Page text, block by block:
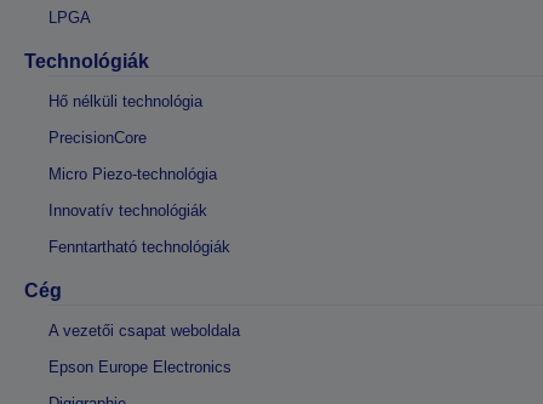
LPGA
Technológiák
Hő nélküli technológia
PrecisionCore
Micro Piezo-technológia
Innovatív technológiák
Fenntartható technológiák
Cég
A vezetői csapat weboldala
Epson Europe Electronics